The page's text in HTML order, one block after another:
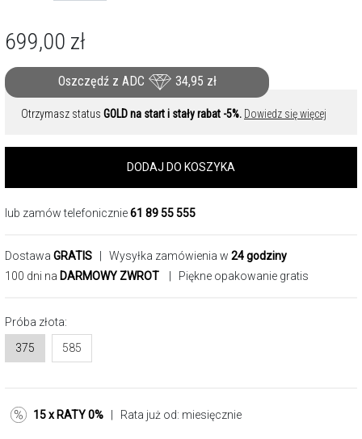
699,00 zł
Oszczędź z ADC 34,95 zł
Otrzymasz status GOLD na start i stały rabat -5%. Dowiedz się więcej
DODAJ DO KOSZYKA
lub zamów telefonicznie61 89 55 555
Dostawa GRATIS | Wysyłka zamówienia w 24 godziny
100 dni na DARMOWY ZWROT | Piękne opakowanie gratis
Próba złota:
375
585
15 x RATY 0% | Rata już od: miesięcznie